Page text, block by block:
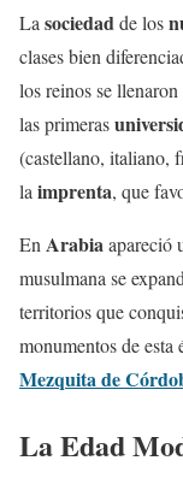
Lasociedadde los
clases bien
los reinos se llenaron
las primeras
(castellano, italiano,
laimprenta, que
EnArabiaapareció
musulmana se
territorios que
monumentos de esta
Mezquita de
La Edad